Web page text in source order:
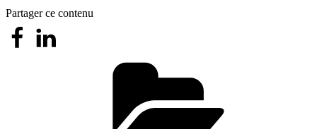
Partager ce contenu